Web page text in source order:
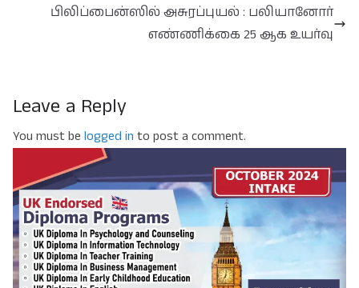
பிலிப்பைன்ஸில் அசுரப்புயல் : பலியானோர்
எண்ணிக்கை 25 ஆக உயர்வு
Leave a Reply
You must be logged in to post a comment.